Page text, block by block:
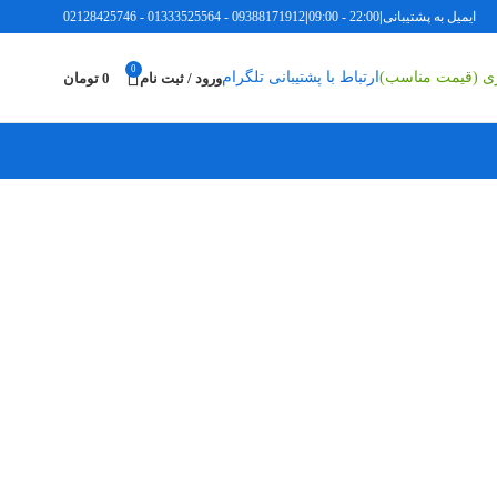
ایمیل به پشتیبانی|
22:00 - 09:00
|
09388171912
-
01333525564
-
02128425746
(قیمت مناسب)ارتباط با پشتیبانی تلگرامورود / ثبت نام
0
0 تومان